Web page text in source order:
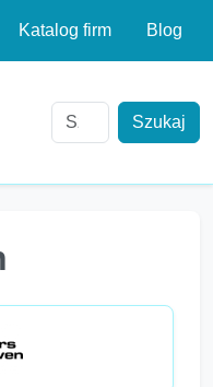
Katalog firm Blog
Szukaj